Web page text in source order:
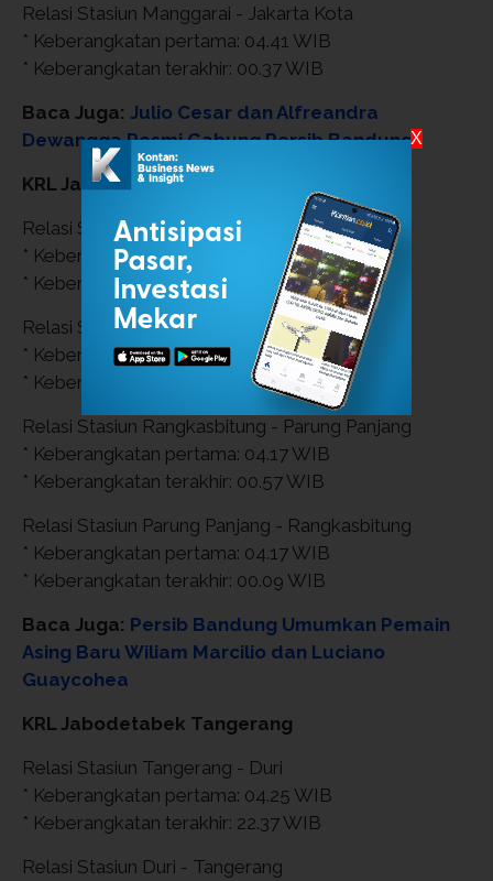
Relasi Stasiun Manggarai - Jakarta Kota
* Keberangkatan pertama: 04.41 WIB
* Keberangkatan terakhir: 00.37 WIB
Baca Juga: Julio Cesar dan Alfreandra
Dewangga Resmi Gabung Persib Bandung
KRL Jabodetabek Rangkasbitung
Relasi Stasiun Rangkasbitung - Tanah Abang
* Keberangkatan pertama: 06.25 WIB
* Keberangkatan terakhir: 00.32 WIB
Relasi Stasiun Tanah Abang - Rangkasbitung
* Keberangkatan pertama: 04.37 WIB
* Keberangkatan terakhir: 22.55 WIB
Relasi Stasiun Rangkasbitung - Parung Panjang
* Keberangkatan pertama: 04.17 WIB
* Keberangkatan terakhir: 00.57 WIB
Relasi Stasiun Parung Panjang - Rangkasbitung
* Keberangkatan pertama: 04.17 WIB
* Keberangkatan terakhir: 00.09 WIB
Baca Juga: Persib Bandung Umumkan Pemain
Asing Baru Wiliam Marcilio dan Luciano
Guaycohea
KRL Jabodetabek Tangerang
Relasi Stasiun Tangerang - Duri
* Keberangkatan pertama: 04.25 WIB
* Keberangkatan terakhir: 22.37 WIB
Relasi Stasiun Duri - Tangerang
X